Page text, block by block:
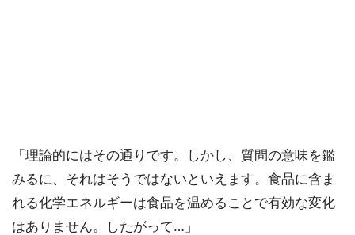
「理論的にはその通りです。しかし、質問の意味を鑑
みるに、それはそうではないといえます。食品に含ま
れる化学エネルギーは食品を温めることで有効な変化
はありません。したがって…」